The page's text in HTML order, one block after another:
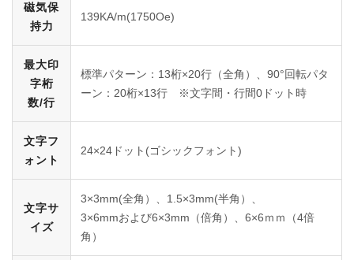
磁気保
持力
139KA/m(1750Oe)
最大印
字桁
数/行
標準パターン：13桁×20行（全角）、90°回転パタ
ーン：20桁×13行 ※文字間・行間0ドット時
文字フ
ォント
24×24ドット(ゴシックフォント)
文字サ
イズ
3×3mm(全角）、1.5×3mm(半角）、
3×6mmおよび6×3mm（倍角）、6×6ｍｍ（4倍
角）